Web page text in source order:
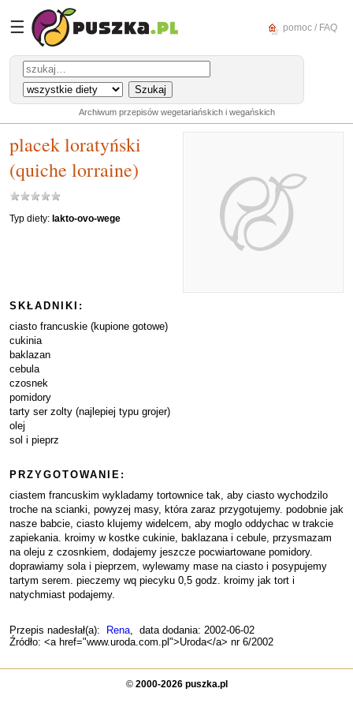
☰ pomoc / FAQ
Archiwum przepisów wegetariańskich i wegańskich
placek loratyński
(quiche lorraine)
Typ diety: lakto-ovo-wege
SKŁADNIKI:
ciasto francuskie (kupione gotowe)
cukinia
baklazan
cebula
czosnek
pomidory
tarty ser zolty (najlepiej typu grojer)
olej
sol i pieprz
PRZYGOTOWANIE:
ciastem francuskim wykladamy tortownice tak, aby ciasto wychodzilo
troche na scianki, powyzej masy, która zaraz przygotujemy. podobnie jak
nasze babcie, ciasto klujemy widelcem, aby moglo oddychac w trakcie
zapiekania. kroimy w kostke cukinie, baklazana i cebule, przysmazam
na oleju z czosnkiem, dodajemy jeszcze pocwiartowane pomidory.
doprawiamy sola i pieprzem, wylewamy mase na ciasto i posypujemy
tartym serem. pieczemy wq piecyku 0,5 godz. kroimy jak tort i
natychmiast podajemy.
Przepis nadesłał(a): Rena, data dodania: 2002-06-02
Źródło: <a href="www.uroda.com.pl">Uroda</a> nr 6/2002
© 2000-2026 puszka.pl